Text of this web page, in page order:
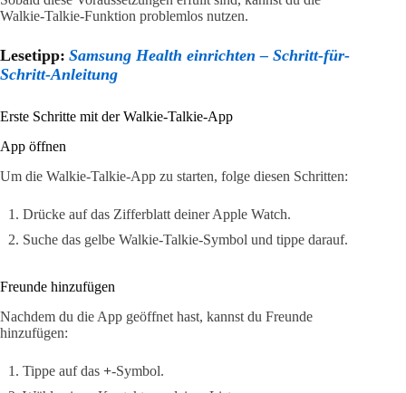
Walkie-Talkie-Funktion problemlos nutzen.
Lesetipp: Samsung Health einrichten – Schritt-für-
Schritt-Anleitung
Erste Schritte mit der Walkie-Talkie-App
App öffnen
Um die Walkie-Talkie-App zu starten, folge diesen Schritten:
Drücke auf das Zifferblatt deiner Apple Watch.
Suche das gelbe Walkie-Talkie-Symbol und tippe darauf.
Freunde hinzufügen
Nachdem du die App geöffnet hast, kannst du Freunde
hinzufügen:
Tippe auf das +-Symbol.